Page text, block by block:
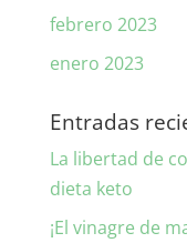
febrero 2023
enero 2023
Entradas
La libertad de
dieta keto
¡El vinagre de